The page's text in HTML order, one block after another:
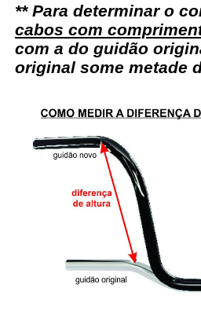
** Para determinar o
cabos com
com a do guidão
original some metade